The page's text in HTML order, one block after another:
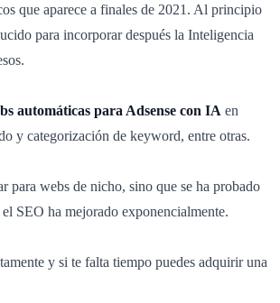
que aparece a finales de 2021. Al principio
para incorporar después la Inteligencia
automáticas para Adsense con IA en
y categorización de keyword, entre otras.
para webs de nicho, sino que se ha probado
SEO ha mejorado exponencialmente.
y si te falta tiempo puedes adquirir una